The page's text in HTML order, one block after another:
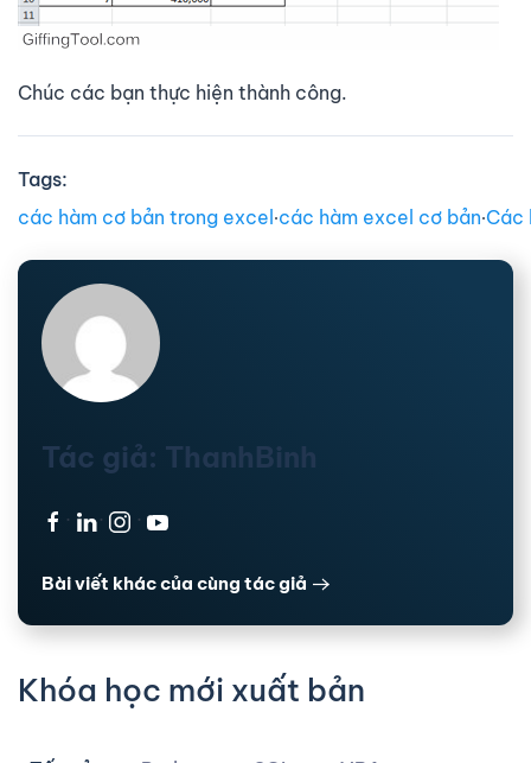
Chúc các bạn thực hiện thành công.
Tags:
các hàm cơ bản trong excel ∙các hàm excel cơ bản∙Các
Tác giả: ThanhBinh
· · ·
Bài viết khác của cùng tác giả
Khóa học mới xuất bản